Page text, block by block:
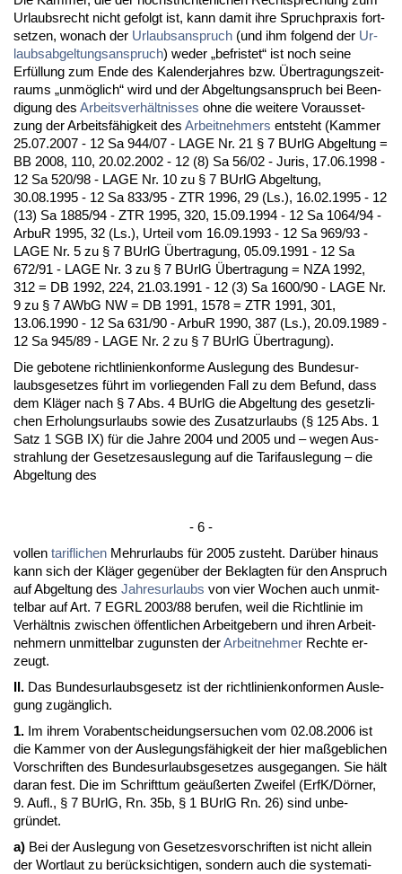
Ur­laubs­recht nicht ge­folgt ist, kann da­mit ih­re Spruch­pra­xis fort­
set­zen, wo­nach der Ur­laubs­an­spruch (und ihm fol­gend der Ur­
laubs­ab­gel­tungs­an­spruch) we­der „be­fris­tet“ ist noch sei­ne
Erfüllung zum En­de des Ka­len­der­jah­res bzw. Über­tra­gungs­zeit­
raums „unmöglich“ wird und der Ab­gel­tungs­an­spruch bei Be­en­
di­gung des Ar­beits­verhält­nis­ses oh­ne die wei­te­re Vor­aus­set­
zung der Ar­beitsfähig­keit des Ar­beit­neh­mers ent­steht (Kam­mer
25.07.2007 - 12 Sa 944/07 - LA­GE Nr. 21 § 7 BUrlG Ab­gel­tung =
BB 2008, 110, 20.02.2002 - 12 (8) Sa 56/02 - Ju­ris, 17.06.1998 -
12 Sa 520/98 - LA­GE Nr. 10 zu § 7 BUrlG Ab­gel­tung,
30.08.1995 - 12 Sa 833/95 - ZTR 1996, 29 (Ls.), 16.02.1995 - 12
(13) Sa 1885/94 - ZTR 1995, 320, 15.09.1994 - 12 Sa 1064/94 -
Ar­buR 1995, 32 (Ls.), Ur­teil vom 16.09.1993 - 12 Sa 969/93 -
LA­GE Nr. 5 zu § 7 BUrlG Über­tra­gung, 05.09.1991 - 12 Sa
672/91 - LA­GE Nr. 3 zu § 7 BUrlG Über­tra­gung = NZA 1992,
312 = DB 1992, 224, 21.03.1991 - 12 (3) Sa 1600/90 - LA­GE Nr.
9 zu § 7 AWbG NW = DB 1991, 1578 = ZTR 1991, 301,
13.06.1990 - 12 Sa 631/90 - Ar­buR 1990, 387 (Ls.), 20.09.1989 -
12 Sa 945/89 - LA­GE Nr. 2 zu § 7 BUrlG Über­tra­gung).
Die ge­bo­te­ne richt­li­ni­en­kon­for­me Aus­le­gung des Bun­des­ur­
laubs­ge­set­zes führt im vor­lie­gen­den Fall zu dem Be­fund, dass
dem Kläger nach § 7 Abs. 4 BUrlG die Ab­gel­tung des ge­setz­li­
chen Er­ho­lungs­ur­laubs so­wie des Zu­satz­ur­laubs (§ 125 Abs. 1
Satz 1 SGB IX) für die Jah­re 2004 und 2005 und – we­gen Aus­
strah­lung der Ge­set­zes­aus­le­gung auf die Ta­rif­aus­le­gung – die
Ab­gel­tung des
- 6 -
vol­len ta­rif­li­chen Mehr­ur­laubs für 2005 zu­steht. Darüber hin­aus
kann sich der Kläger ge­genüber der Be­klag­ten für den An­spruch
auf Ab­gel­tung des Jah­res­ur­laubs von vier Wo­chen auch un­mit­
tel­bar auf Art. 7 EGRL 2003/88 be­ru­fen, weil die Richt­li­nie im
Verhält­nis zwi­schen öffent­li­chen Ar­beit­ge­bern und ih­ren Ar­beit­
neh­mern un­mit­tel­bar zu­guns­ten derAr­beit­neh­mer Rech­te er­
zeugt.
II. Das Bun­des­ur­laubs­ge­setz ist der richt­li­ni­en­kon­for­men Aus­le­
gung zugäng­lich.
1. Im ih­rem Vor­ab­ent­schei­dungs­er­su­chen vom 02.08.2006 ist
die Kam­mer von der Aus­le­gungsfähig­keit der hier maßgeb­li­chen
Vor­schrif­ten des Bun­des­ur­laubs­ge­set­zes aus­ge­gan­gen. Sie hält
dar­an fest. Die im Schrift­tum geäußer­ten Zwei­fel (ErfK/Dörner,
9. Aufl., § 7 BUrlG, Rn. 35b, § 1 BUrlG Rn. 26) sind un­be­
gründet.
a) Bei der Aus­le­gung von Ge­set­zes­vor­schrif­ten ist nicht al­lein
der Wort­laut zu berück­sich­ti­gen, son­dern auch die sys­te­ma­ti­